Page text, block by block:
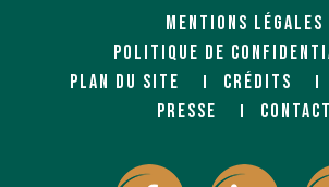
MENTIONS LÉGALES
POLITIQUE DE
PLAN DU SITE
CRÉDITS
PRESSE
CONTACT